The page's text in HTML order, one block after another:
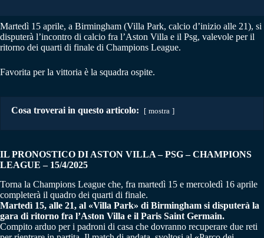
Martedì 15 aprile, a Birmingham (Villa Park, calcio d’inizio alle 21), si
disputerà l’incontro di calcio fra l’Aston Villa e il Psg, valevole per il
ritorno dei quarti di finale di Champions League.
Favorita per la vittoria è la squadra ospite.
Cosa troverai in questo articolo: mostra
IL PRONOSTICO DI ASTON VILLA – PSG–CHAMPIONS
LEAGUE – 15/4/2025
Torna la Champions League che, fra martedì 15 e mercoledì 16 aprile
completerà il quadro dei quarti di finale.
Martedì 15, alle 21, al «Villa Park» di Birmingham si disputerà la
gara di ritorno fra l’Aston Villa e il Paris Saint Germain.
Compito arduo per i padroni di casa che dovranno recuperare due reti